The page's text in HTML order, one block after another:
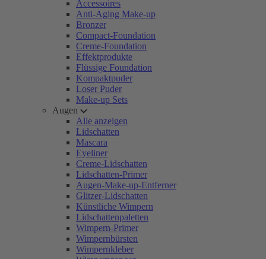
Accessoires
Anti-Aging Make-up
Bronzer
Compact-Foundation
Creme-Foundation
Effektprodukte
Flüssige Foundation
Kompaktpuder
Loser Puder
Make-up Sets
Augen
Alle anzeigen
Lidschatten
Mascara
Eyeliner
Creme-Lidschatten
Lidschatten-Primer
Augen-Make-up-Entferner
Glitzer-Lidschatten
Künstliche Wimpern
Lidschattenpaletten
Wimpern-Primer
Wimpernbürsten
Wimpernkleber